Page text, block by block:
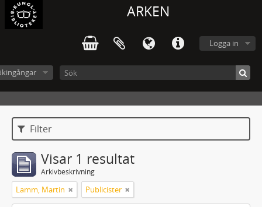
ARKEN
Logga in
Filter
Visar 1 resultat
Arkivbeskrivning
Lamm, Martin Publicister